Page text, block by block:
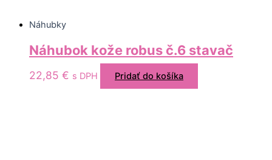
Náhubky
Náhubok kože robus č.6 stavač
22,85 € s DPH Pridať do košíka